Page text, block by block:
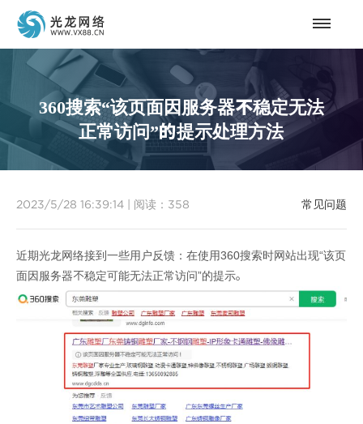
360搜索“该页面因服务器不稳定无法
正常访问”的提示处理方法
常见问题
2023/5/28 16:39:14 阅读： 358
近期光龙网络接到一些用户反馈：在使用360搜索时网站出现“该页
面因服务器不稳定可能无法正常访问”的提示。